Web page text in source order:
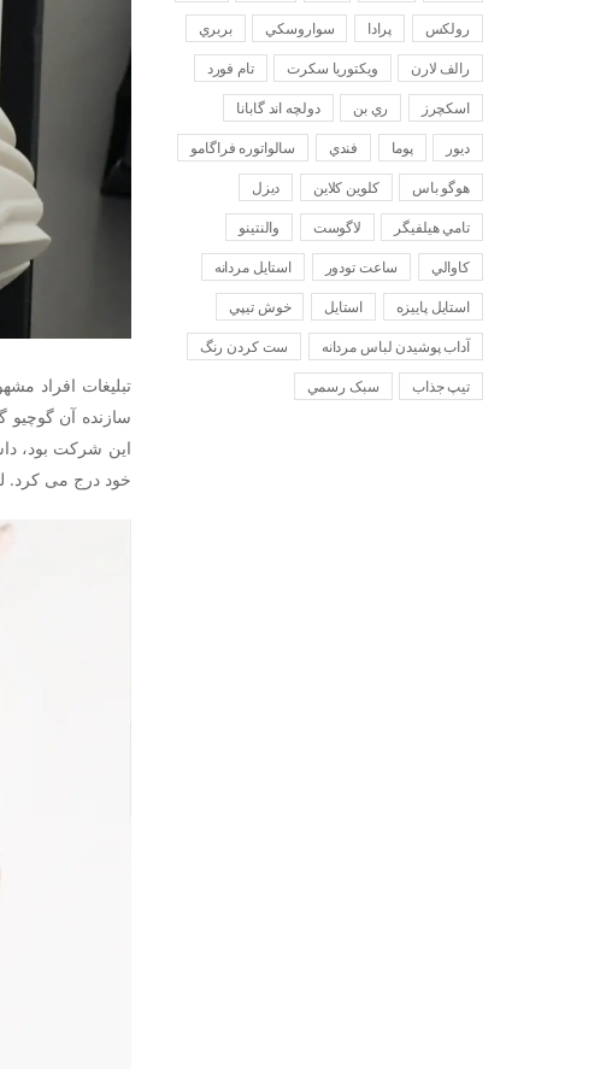
رولکس پرادا سواروسکي بربري
رالف لارن ويکتوريا سکرت تام فورد
اسکچرز ري بن دولچه اند گابانا
ديور پوما فندي سالواتوره فراگامو
هوگو باس کلوين کلاين ديزل
تامي هيلفيگر لاگوست والنتينو
کاوالي ساعت تودور استايل مردانه
استايل پاييزه استايل خوش تيپي
آداب پوشيدن لباس مردانه ست کردن رنگ
تيپ جذاب سبک رسمي
تبلیغات افراد
خود درج می کرد.